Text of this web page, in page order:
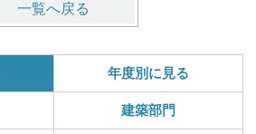
一覧へ戻る
年度別に見る
建築部門